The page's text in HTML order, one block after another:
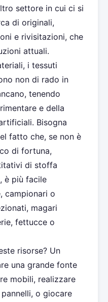
settore in cui ci si
di originali,
e rivisitazioni, che
attuali.
i tessuti
non di rado in
tenendo
e della
Bisogna
fatto che, se non è
di fortuna,
di stoffa
è più facile
campionari o
magari
fettucce o
risorse? Un
una grande fonte
mobili, realizzare
o giocare